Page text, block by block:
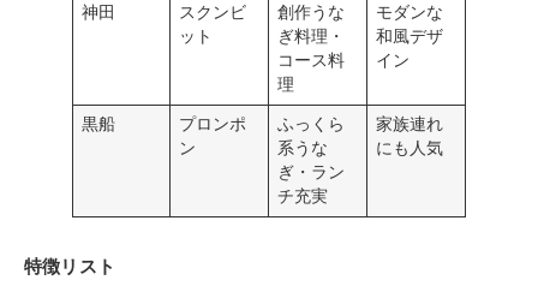
神田
スクンビ
ット
創作うな
ぎ料理・
コース料
理
モダンな
和風デザ
イン
黒船
プロンポ
ン
ふっくら
系うな
ぎ・ラン
チ充実
家族連れ
にも人気
特徴リスト